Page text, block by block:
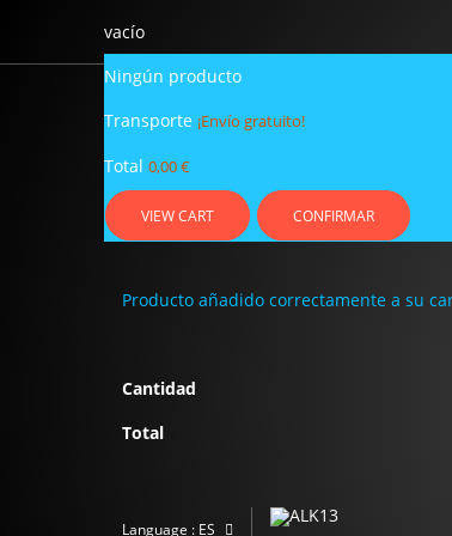
vacío
Ningún producto
Transporte ¡Envío gratuito!
Total 0,00 €
VIEW CART CONFIRMAR
Producto añadido correctamente a su
Cantidad
Total
Language : ES
SERVICIO